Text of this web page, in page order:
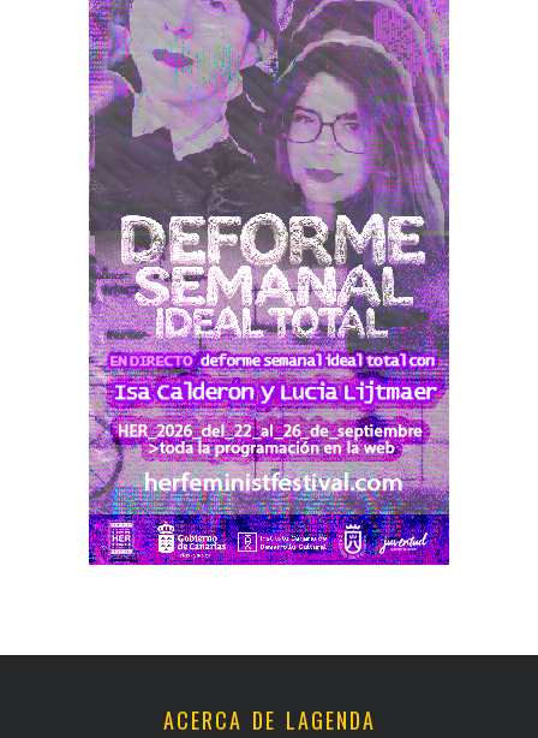
ACERCA DE LAGENDA